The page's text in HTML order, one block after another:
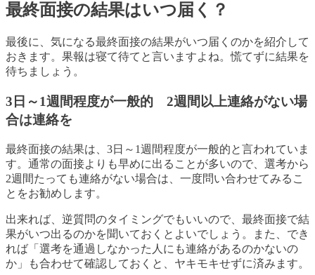
最終面接の結果はいつ届く？
最後に、気になる最終面接の結果がいつ届くのかを紹介して
おきます。果報は寝て待てと言いますよね。慌てずに結果を
待ちましょう。
3日～1週間程度が一般的 2週間以上連絡がない場
合は連絡を
最終面接の結果は、3日～1週間程度が一般的と言われていま
す。通常の面接よりも早めに出ることが多いので、選考から
2週間たっても連絡がない場合は、一度問い合わせてみるこ
とをお勧めします。
出来れば、逆質問のタイミングでもいいので、最終面接で結
果がいつ出るのかを聞いておくとよいでしょう。また、でき
れば「選考を通過しなかった人にも連絡があるのかないの
か」も合わせて確認しておくと、ヤキモキせずに済みます。